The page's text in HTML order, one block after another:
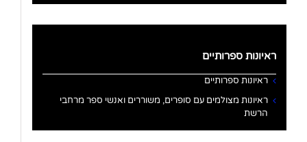
ראיונות ספרותיים
ראיונות ספרותיים
ראיונות מצולמים עם סופרים, משוררים ואנשי ספר מרחבי
הרשת